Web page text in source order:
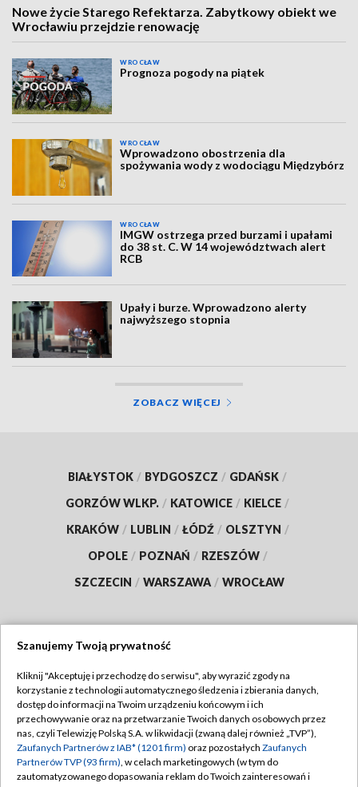
Nowe życie Starego Refektarza. Zabytkowy obiekt we
Wrocławiu przejdzie renowację
WROCŁAW
Prognoza pogody na piątek
WROCŁAW
Wprowadzono obostrzenia dla
spożywania wody z wodociągu Międzybórz
WROCŁAW
IMGW ostrzega przed burzami i upałami
do 38 st. C. W 14 województwach alert
RCB
Upały i burze. Wprowadzono alerty
najwyższego stopnia
ZOBACZ WIĘCEJ
BIAŁYSTOK / BYDGOSZCZ / GDAŃSK /
GORZÓW WLKP. / KATOWICE / KIELCE /
KRAKÓW / LUBLIN / ŁÓDŹ / OLSZTYN /
OPOLE / POZNAŃ / RZESZÓW /
SZCZECIN / WARSZAWA / WROCŁAW
TVP
Abonament TVP
Emisja w TVP
Centrum informacji TVP
Regulamin TVP
Polityka prywatności
Moje zgody
Szanujemy Twoją prywatność
Kliknij "Akceptuję i przechodzę do serwisu", aby wyrazić zgody na
korzystanie z technologii automatycznego śledzenia i zbierania danych,
dostęp do informacji na Twoim urządzeniu końcowym i ich
przechowywanie oraz na przetwarzanie Twoich danych osobowych przez
nas, czyli Telewizję Polską S.A. w likwidacji (zwaną dalej również „TVP”),
Zaufanych Partnerów z IAB* (1201 firm) oraz pozostałych Zaufanych
Partnerów TVP (93 firm), w celach marketingowych (w tym do
zautomatyzowanego dopasowania reklam do Twoich zainteresowań i